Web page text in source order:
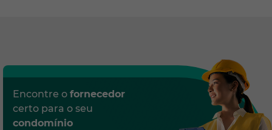
Encontre o fornecedor
certo para o seu
condomínio